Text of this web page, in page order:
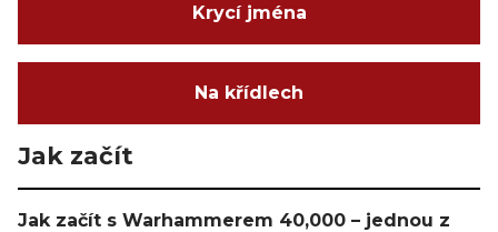
Krycí jména
Na křídlech
Jak začít
Jak začít s Warhammerem 40,000 – jednou z